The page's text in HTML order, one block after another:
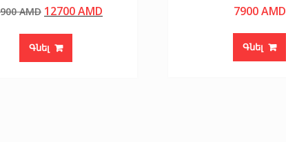
AMD Original
was:
15900 AMD.
12700AMDCurrent
Գնել
7900AMD
Գնել